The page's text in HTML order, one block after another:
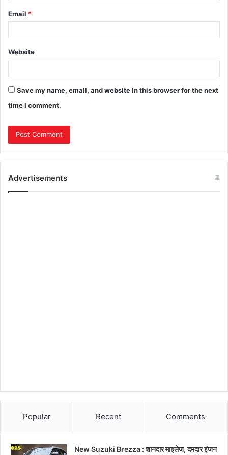
Email *
Website
Save my name, email, and website in this browser for the next
time I comment.
Advertisements
Popular Recent Comments
New Suzuki Brezza : शानदार माइलेज, दमदार इंजन